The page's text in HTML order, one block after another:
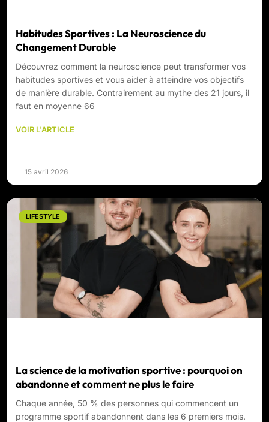
Habitudes Sportives : La Neuroscience du
Changement Durable
Découvrez comment la neuroscience peut transformer vos
habitudes sportives et vous aider à atteindre vos objectifs
de manière durable. Contrairement au mythe des 21 jours, il
faut en moyenne 66
VOIR L'ARTICLE
15 avril 2026
LIFESTYLE
La science de la motivation sportive : pourquoi on
abandonne et comment ne plus le faire
Chaque année, 50 % des personnes qui commencent un
programme sportif abandonnent dans les 6 premiers mois.